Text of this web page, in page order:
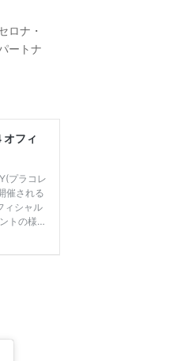
ロナ・
ートナ